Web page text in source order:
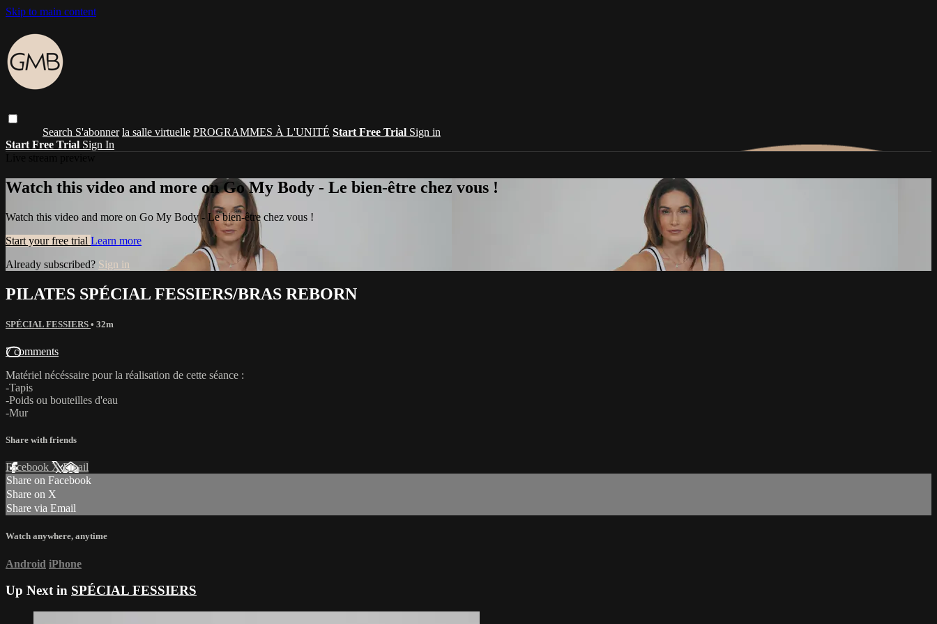
Skip to main content
Search S'abonner la salle virtuelle PROGRAMMES À L'UNITÉ Start Free Trial Sign in
Start Free Trial Sign In
Watch this video and more on Go My Body - Le bien-être chez vous !
Watch this video and more on Go My Body - Le bien-être chez vous !
Start your free trial Learn more
Already subscribed? Sign in
PILATES SPÉCIAL FESSIERS/BRAS REBORN
SPÉCIAL FESSIERS • 32m
7 comments
Matériel nécéssaire pour la réalisation de cette séance :
-Tapis
-Poids ou bouteilles d'eau
-Mur
Share with friends
Facebook XEmail
Share on Facebook
Share on X
Share via Email
Watch anywhere, anytime
Android iPhone
Up Next in SPÉCIAL FESSIERS